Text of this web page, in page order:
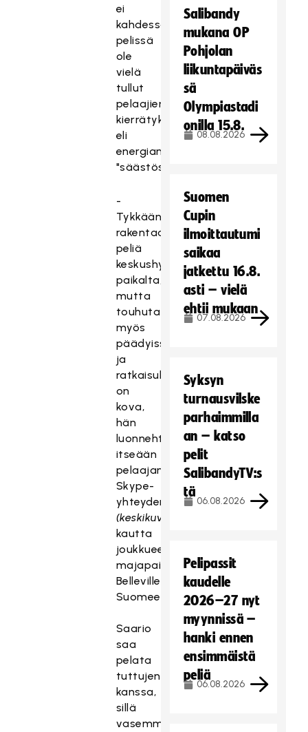
ei
kahdessa
pelissä
ole
vielä
tullut
pelaajien
kierrätyksestä
eli
energian
"säästösyistä".
-
Tykkään
rakentaa
peliä
keskushyökkääjän
paikalta,
mutta
touhuta
myös
päädyissä
ja
ratkaisuhalu
on
kova,
hän
luonnehtii
itseään
pelaajana
Skype-
yhteyden
(keskikuvassa)
kautta
joukkueen
majapaikasta
Bellevillestä
Suomeen.
Saario
saa
pelata
tuttujen
kanssa,
sillä
vasemmalla
Salibandy
mukana OP
Pohjolan
liikuntapäiväs
sä
Olympiastadi
onilla 15.8.
08.08.2026
Suomen
Cupin
ilmoittautumi
saikaa
jatkettu 16.8.
asti – vielä
ehtii mukaan
07.08.2026
Syksyn
turnausvilske
parhaimmilla
an – katso
pelit
SalibandyTV:s
tä
06.08.2026
Pelipassit
kaudelle
2026–27 nyt
myynnissä –
hanki ennen
ensimmäistä
peliä
06.08.2026